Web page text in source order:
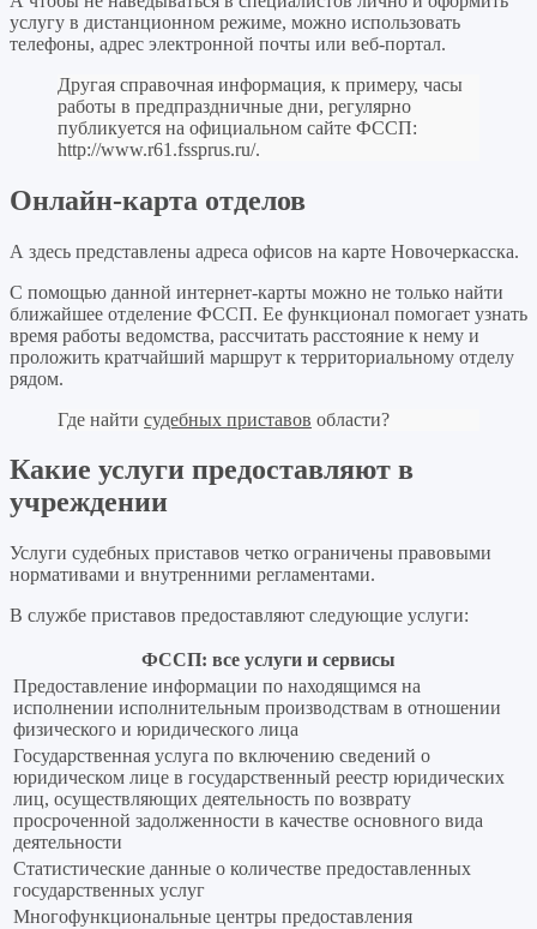
услугу в дистанционном режиме, можно использовать
телефоны, адрес электронной почты или веб-портал.
Другая справочная информация, к примеру, часы
работы в предпраздничные дни, регулярно
публикуется на официальном сайте ФССП:
http://www.r61.fssprus.ru/.
Онлайн-карта отделов
А здесь представлены адреса офисов на карте Новочеркасска.
С помощью данной интернет-карты можно не только найти
ближайшее отделение ФССП. Ее функционал помогает узнать
время работы ведомства, рассчитать расстояние к нему и
проложить кратчайший маршрут к территориальному отделу
рядом.
Где найти судебных приставов области?
Какие услуги предоставляют в
учреждении
Услуги судебных приставов четко ограничены правовыми
нормативами и внутренними регламентами.
В службе приставов предоставляют следующие услуги:
ФССП: все услуги и сервисы
Предоставление информации по находящимся на
исполнении исполнительным производствам в отношении
физического и юридического лица
Государственная услуга по включению сведений о
юридическом лице в государственный реестр юридических
лиц, осуществляющих деятельность по возврату
просроченной задолженности в качестве основного вида
деятельности
Статистические данные о количестве предоставленных
государственных услуг
Многофункциональные центры предоставления